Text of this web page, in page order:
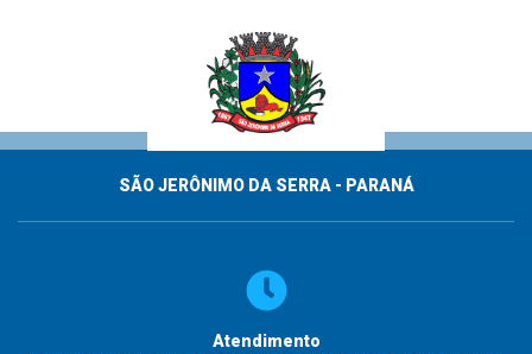
SÃO JERÔNIMO DA SERRA - PARANÁ
Atendimento